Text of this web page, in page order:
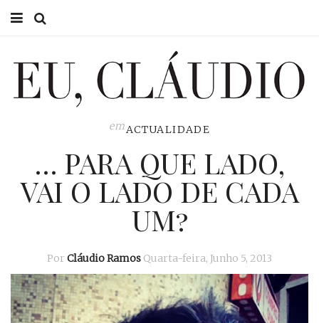
EU CLÁUDIO
EU NA TV
EU, PAI
emACTUALIDADE
… PARA QUE LADO,
VAI O LADO DE CADA
UM?
Por Cláudio Ramos Quarta-feira, Junho 5, 2013